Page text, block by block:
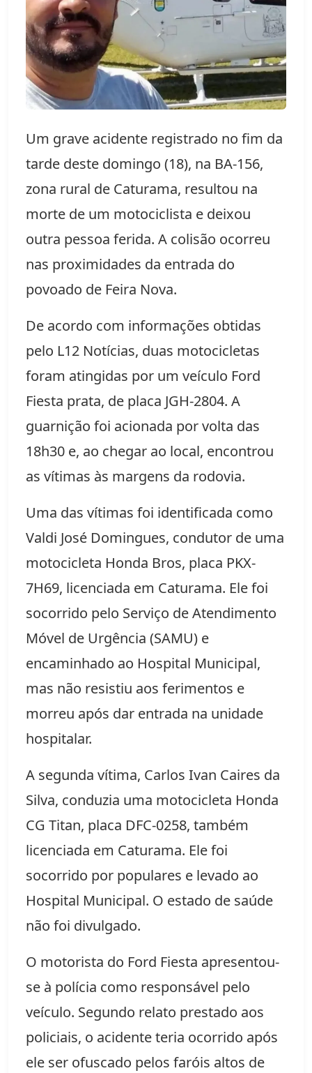
Um grave acidente registrado no fim da
tarde deste domingo (18), na BA-156,
zona rural de Caturama, resultou na
morte de um motociclista e deixou
outra pessoa ferida. A colisão ocorreu
nas proximidades da entrada do
povoado de Feira Nova.
De acordo com informações obtidas
pelo L12 Notícias, duas motocicletas
foram atingidas por um veículo Ford
Fiesta prata, de placa JGH-2804. A
guarnição foi acionada por volta das
18h30 e, ao chegar ao local, encontrou
as vítimas às margens da rodovia.
Uma das vítimas foi identificada como
Valdi José Domingues, condutor de uma
motocicleta Honda Bros, placa PKX-
7H69, licenciada em Caturama. Ele foi
socorrido pelo Serviço de Atendimento
Móvel de Urgência (SAMU) e
encaminhado ao Hospital Municipal,
mas não resistiu aos ferimentos e
morreu após dar entrada na unidade
hospitalar.
A segunda vítima, Carlos Ivan Caires da
Silva, conduzia uma motocicleta Honda
CG Titan, placa DFC-0258, também
licenciada em Caturama. Ele foi
socorrido por populares e levado ao
Hospital Municipal. O estado de saúde
não foi divulgado.
O motorista do Ford Fiesta apresentou-
se à polícia como responsável pelo
veículo. Segundo relato prestado aos
policiais, o acidente teria ocorrido após
ele ser ofuscado pelos faróis altos de